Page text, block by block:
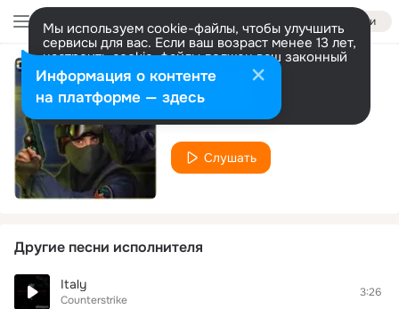
Войти
Мы используем cookie-файлы, чтобы улучшить
сервисы для вас. Если ваш возраст менее 13 лет,
настроить cookie-файлы должен ваш законный
представитель. Больше информации
Разрешить все Настроить
Counter-Strike
Counterstrike
Слушать
Другие песни исполнителя
Italy
Counterstrike
3:26
Информация о контенте
на платформе — здесь